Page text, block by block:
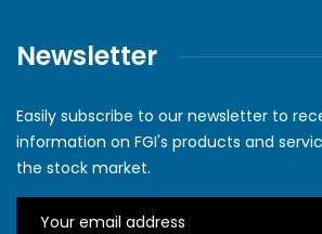
Newsletter
Easily subscribe to our newsletter to
information on FGI's products and
the stock market.